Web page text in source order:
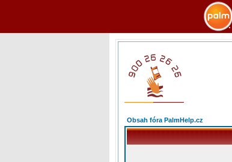
Obsah fóra PalmHelp.cz